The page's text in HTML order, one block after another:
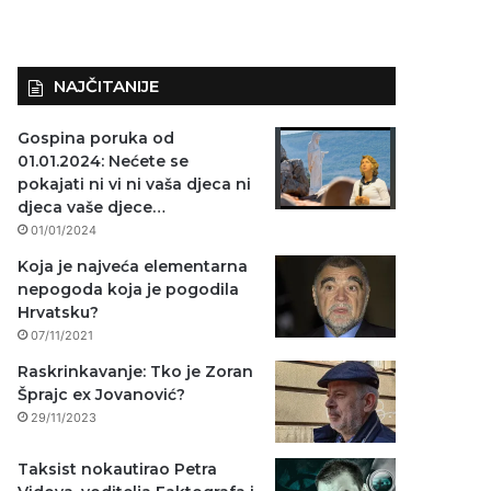
NAJČITANIJE
Gospina poruka od
01.01.2024: Nećete se
pokajati ni vi ni vaša djeca ni
djeca vaše djece…
01/01/2024
Koja je najveća elementarna
nepogoda koja je pogodila
Hrvatsku?
07/11/2021
Raskrinkavanje: Tko je Zoran
Šprajc ex Jovanović?
29/11/2023
Taksist nokautirao Petra